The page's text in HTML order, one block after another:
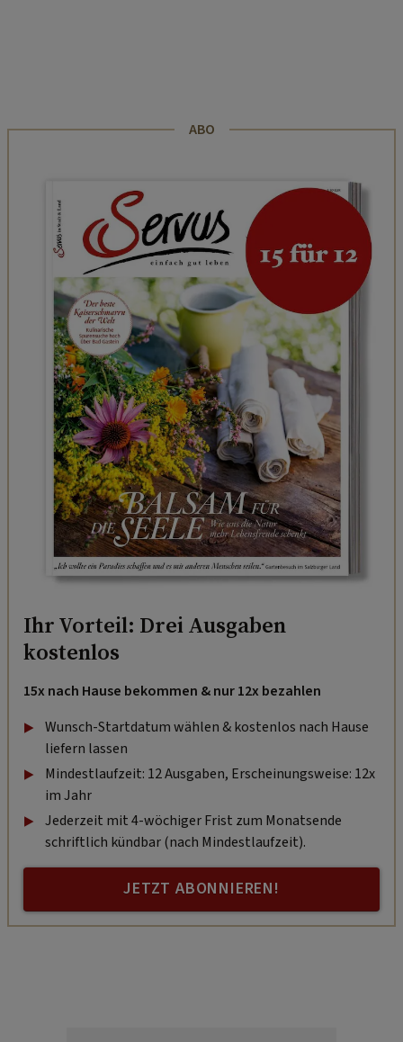
ABO
Ihr Vorteil: Drei Ausgaben
kostenlos
15x nach Hause bekommen & nur 12x bezahlen
Wunsch-Startdatum wählen & kostenlos nach Hause
liefern lassen
Mindestlaufzeit: 12 Ausgaben, Erscheinungsweise: 12x
im Jahr
Jederzeit mit 4-wöchiger Frist zum Monatsende
schriftlich kündbar (nach Mindestlaufzeit).
JETZT ABONNIEREN!